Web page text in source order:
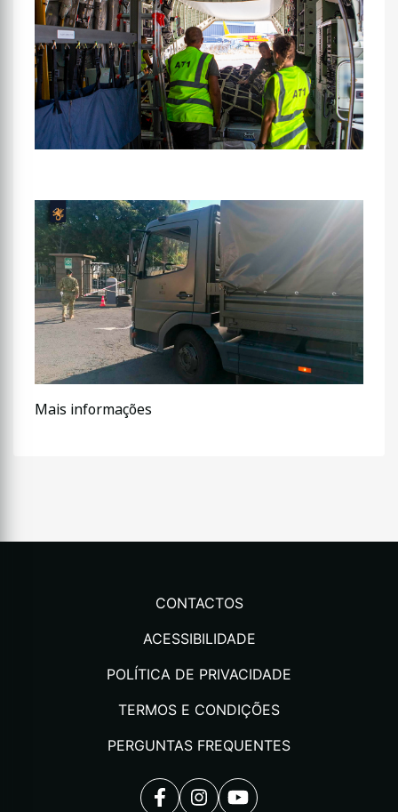
Mais informações
CONTACTOS
ACESSIBILIDADE
POLÍTICA DE PRIVACIDADE
TERMOS E CONDIÇÕES
PERGUNTAS FREQUENTES